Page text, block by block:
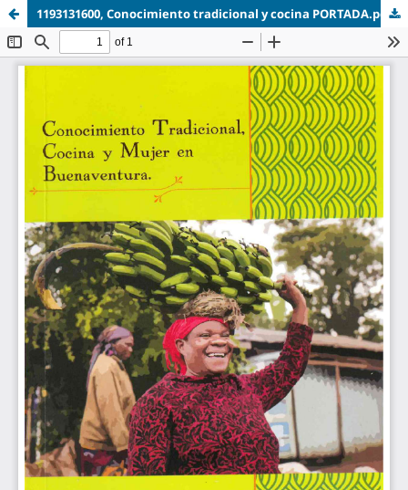
1193131600, Conocimiento tradicional y cocina PORTADA.pdf